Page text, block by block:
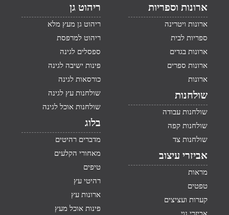
ארונות וספריות
ארונות ויטרינה
ספריות לבית
ארונות בגדים
ארונות ספרים
ארונות
שולחנות
שולחנות עבודה
שולחנות קפה
שולחנות צד
אביזרי עיצוב
מראות
טפטים
קערות ועציצים
ריהוט גן
ריהוט גן מעץ מלא
ריהוט למרפסת
ספסלים לגינה
פינות ישיבה לגינה
כורסאות לגינה
שולחנות עץ לגינה
שולחנות אוכל לגינה
בלוג
מדברים רהיטים
מאחורי הקלעים
טיפים
רהיטי עץ
ארונות עץ
פינות אוכל מעץ